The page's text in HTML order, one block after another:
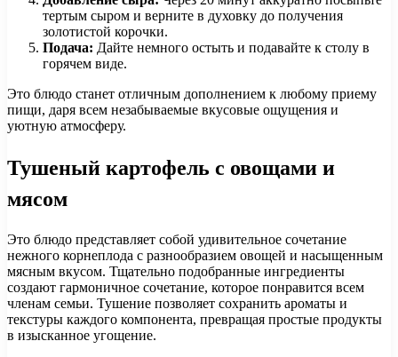
тертым сыром и верните в духовку до получения
золотистой корочки.
Подача: Дайте немного остыть и подавайте к столу в
горячем виде.
Это блюдо станет отличным дополнением к любому приему
пищи, даря всем незабываемые вкусовые ощущения и
уютную атмосферу.
Тушеный картофель с овощами и
мясом
Это блюдо представляет собой удивительное сочетание
нежного корнеплода с разнообразием овощей и насыщенным
мясным вкусом. Тщательно подобранные ингредиенты
создают гармоничное сочетание, которое понравится всем
членам семьи. Тушение позволяет сохранить ароматы и
текстуры каждого компонента, превращая простые продукты
в изысканное угощение.